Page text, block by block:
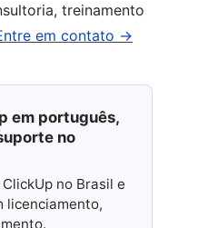
treinamento
em contato →
em português,
no
no Brasil e
licenciamento,